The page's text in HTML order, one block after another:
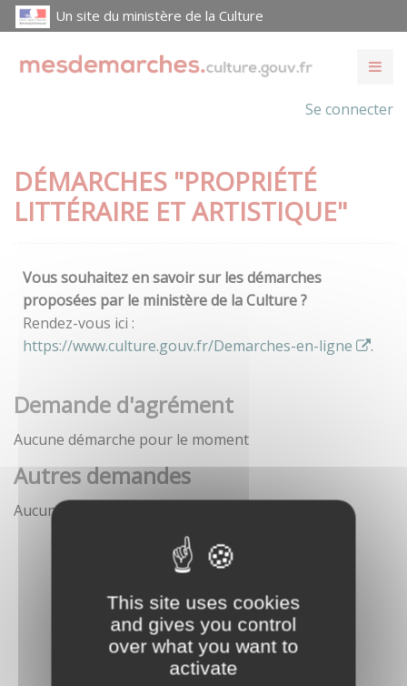
This site uses cookies
and gives you control
over what you want to
activate
Un site du ministère de la Culture
Se connecter
DÉMARCHES "PROPRIÉTÉ
LITTÉRAIRE ET ARTISTIQUE"
Vous souhaitez en savoir sur les démarches
proposées par le ministère de la Culture ?
Rendez-vous ici :
https://www.culture.gouv.fr/Demarches-en-ligne
.
Demande d'agrément
Aucune démarche pour le moment
Autres demandes
Aucune démarche pour le moment